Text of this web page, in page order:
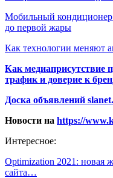
Мобильный кондиционер
до первой жары
Как технологии меняют
Как медиаприсутствие
трафик и доверие к
Доска объявлений
Новости на https://
Интересное:
Optimization 2021: новая
сайта…